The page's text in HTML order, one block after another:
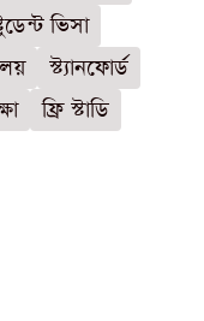
ভিসা
স্ট্যানফোর্ড
ফ্রি স্টাডি